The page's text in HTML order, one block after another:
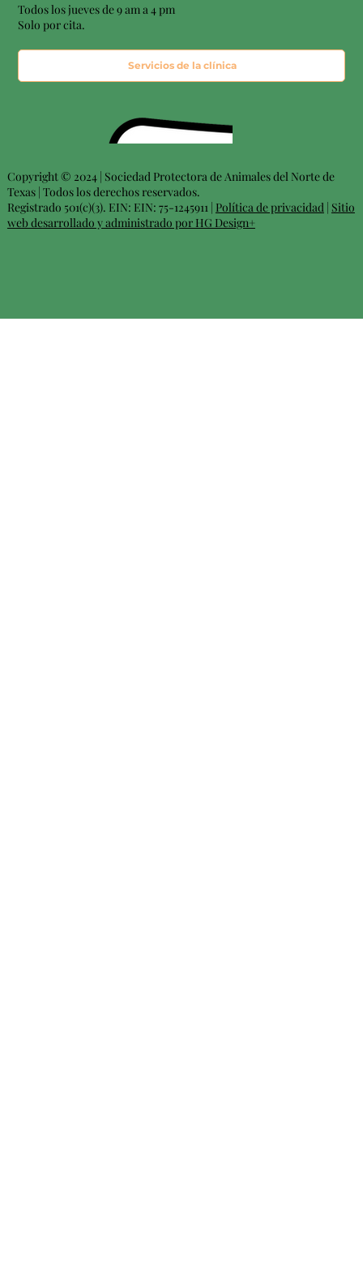
Todos los jueves de 9 am a 4 pm
Solo por cita.
Servicios de la clínica
Copyright © 2024 | Sociedad Protectora de Animales del Norte de
Texas | Todos los derechos reservados.
Registrado 501(c)(3). EIN: EIN: 75-1245911 | Política de privacidad| Sitio
web desarrollado y administrado por HG Design+